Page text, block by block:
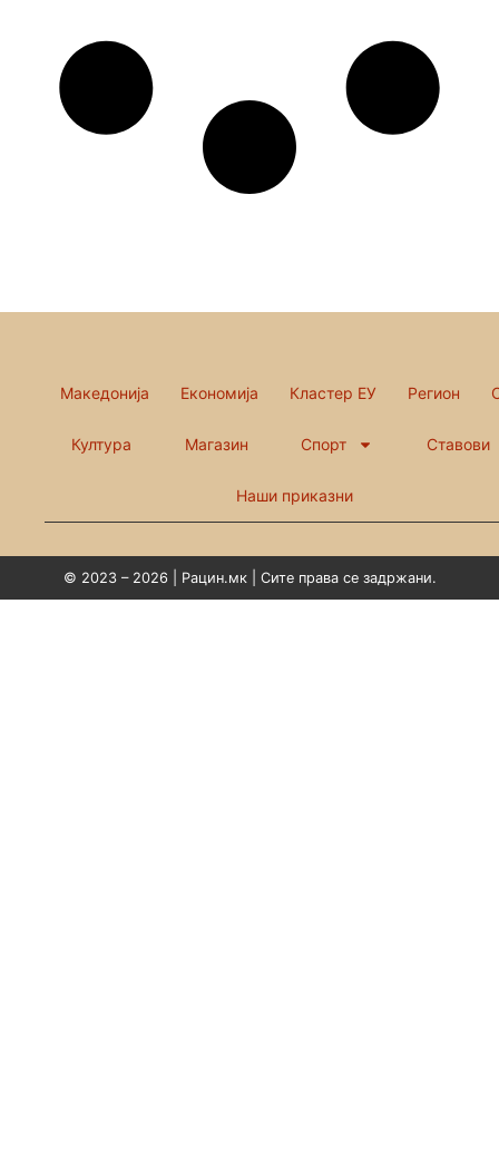
Македонија Економија Кластер ЕУ Регион
Култура Магазин Спорт Ставови
Наши приказни
© 2023 – 2026 | Рацин.мк | Сите права се задржани.